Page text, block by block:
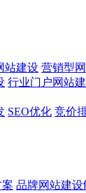
站建设 营销型
行业门户网站
SEO优化 竞价
品牌网站建设